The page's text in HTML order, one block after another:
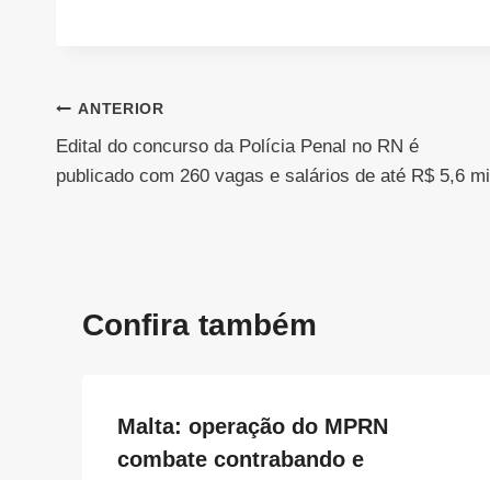
Navegação
de
ANTERIOR
Edital do concurso da Polícia Penal no RN é
publicado com 260 vagas e salários de até R$ 5,6 mil
Confira também
Malta: operação do MPRN
combate contrabando e